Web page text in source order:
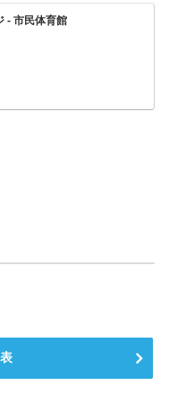
- 市民体育館